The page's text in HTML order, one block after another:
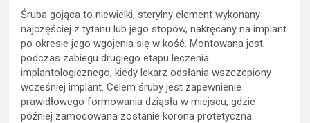
Śruba gojąca to niewielki, sterylny element wykonany
najczęściej z tytanu lub jego stopów, nakręcany na implant
po okresie jego wgojenia się w kość. Montowana jest
podczas zabiegu drugiego etapu leczenia
implantologicznego, kiedy lekarz odsłania wszczepiony
wcześniej implant. Celem śruby jest zapewnienie
prawidłowego formowania dziąsła w miejscu, gdzie
później zamocowana zostanie korona protetyczna.